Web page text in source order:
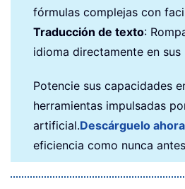
fórmulas complejas con
Traducción de texto:
idioma directamente en
Potencie sus capacidades
herramientas impulsadas
artificial.Descárguelo ahora
eficiencia como nunca